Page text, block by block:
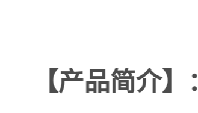
【产品简介】：